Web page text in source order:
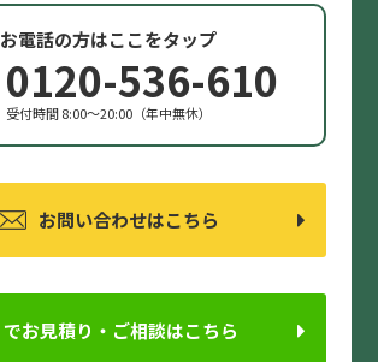
お電話の方はここをタップ
0120-536-610
受付時間 8:00〜20:00（年中無休）
お問い合わせはこちら
でお見積り・ご相談はこちら